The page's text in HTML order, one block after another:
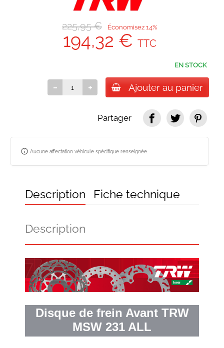
225,95 € Économisez 14%
194,32 € TTC
EN STOCK
Ajouter au panier
Partager
info_outline Aucune affectation véhicule spécifique renseignée.
Description Fiche technique
Description
Disque de frein Avant TRW
MSW 231 ALL